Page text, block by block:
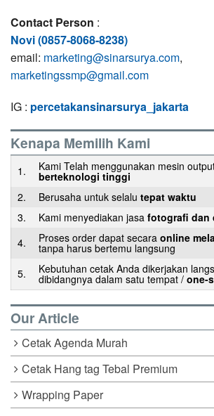
Contact Person :
Novi (0857-8068-8238)
email: marketing@sinarsurya.com,
marketingssmp@gmail.com
IG : percetakansinarsurya_jakarta
Kenapa Memilih Kami
1. Kami Telah menggunakan mesin
berteknologi tinggi
2.
Berusaha untuk selalu tepat waktu
3.
Kami menyediakan jasa fotografi dan
4.
Proses order dapat secara online
tanpa harus bertemu langsung
5.
Kebutuhan cetak Anda dikerjakan
dibidangnya dalam satu tempat / one-
Our Article
Cetak Agenda Murah
Cetak Hang tag Tebal Premium
Wrapping Paper